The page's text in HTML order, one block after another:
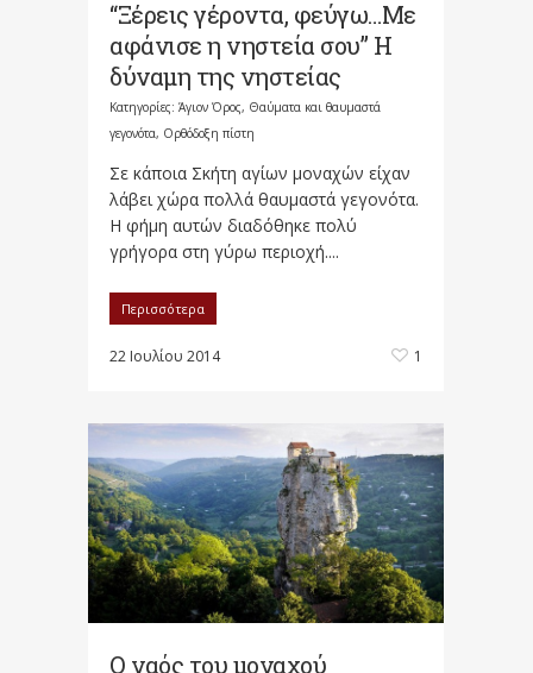
“Ξέρεις γέροντα, φεύγω…Με
αφάνισε η νηστεία σου” Η
δύναμη της νηστείας
Κατηγορίες: Άγιον Όρος, Θαύματα και θαυμαστά
γεγονότα, Ορθόδοξη πίστη
Σε κάποια Σκήτη αγίων μοναχών είχαν
λάβει χώρα πολλά θαυμαστά γεγονότα.
Η φήμη αυτών διαδόθηκε πολύ
γρήγορα στη γύρω περιοχή....
Περισσότερα
22 Ιουλίου 2014 1
Ο ναός του μοναχού